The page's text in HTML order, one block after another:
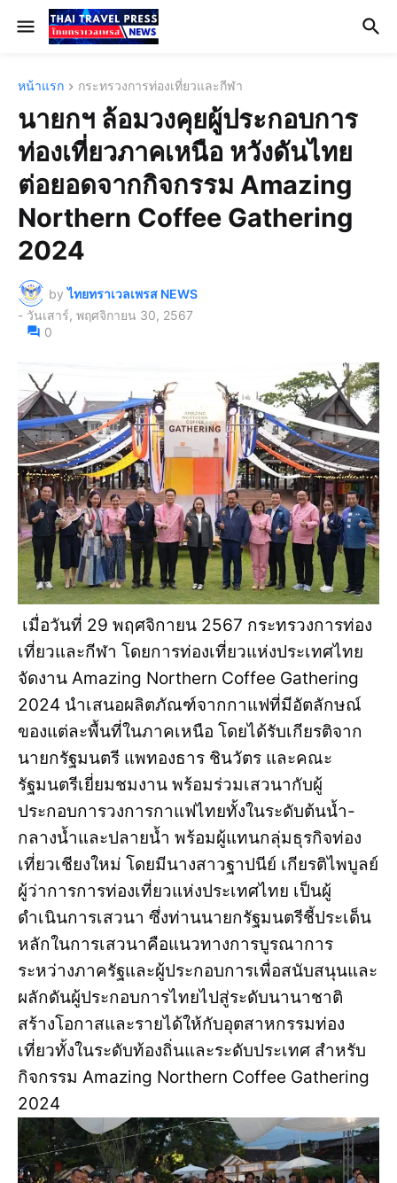
หน้าแรก กระทรวงการท่องเที่ยวและกีฬา
นายกฯ ล้อมวงคุยผู้ประกอบการ
ท่องเที่ยวภาคเหนือ หวังดันไทย
ต่อยอดจากกิจกรรม Amazing
Northern Coffee Gathering
2024
by ไทยทราเวลเพรส NEWS
- วันเสาร์, พฤศจิกายน 30, 2567
0
เมื่อวันที่ 29 พฤศจิกายน 2567 กระทรวงการท่อง
เที่ยวและกีฬา โดยการท่องเที่ยวแห่งประเทศไทย
จัดงาน Amazing Northern Coffee Gathering
2024 นำเสนอผลิตภัณฑ์จากกาแฟที่มีอัตลักษณ์
ของแต่ละพื้นที่ในภาคเหนือ โดยได้รับเกียรติจาก
นายกรัฐมนตรี แพทองธาร ชินวัตร และคณะ
รัฐมนตรีเยี่ยมชมงาน พร้อมร่วมเสวนากับผู้
ประกอบการวงการกาแฟไทยทั้งในระดับต้นน้ำ-
กลางน้ำและปลายน้ำ พร้อมผู้แทนกลุ่มธุรกิจท่อง
เที่ยวเชียงใหม่ โดยมีนางสาวฐาปนีย์ เกียรติไพบูลย์
ผู้ว่าการการท่องเที่ยวแห่งประเทศไทย เป็นผู้
ดำเนินการเสวนา ซึ่งท่านนายกรัฐมนตรีชี้ประเด็น
หลักในการเสวนาคือแนวทางการบูรณาการ
ระหว่างภาครัฐและผู้ประกอบการเพื่อสนับสนุนและ
ผลักดันผู้ประกอบการไทยไปสู่ระดับนานาชาติ
สร้างโอกาสและรายได้ให้กับอุตสาหกรรมท่อง
เที่ยวทั้งในระดับท้องถิ่นและระดับประเทศ สำหรับ
กิจกรรม Amazing Northern Coffee Gathering
2024